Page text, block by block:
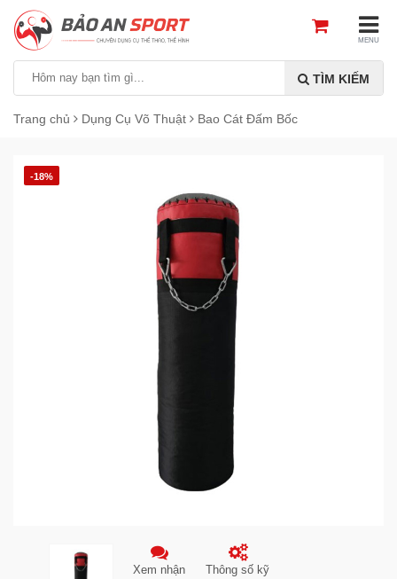
MENU
TÌM KIẾM
Trang chủ Dụng Cụ Võ Thuật Bao Cát Đấm Bốc
-18%
Xem nhận
Thông số kỹ